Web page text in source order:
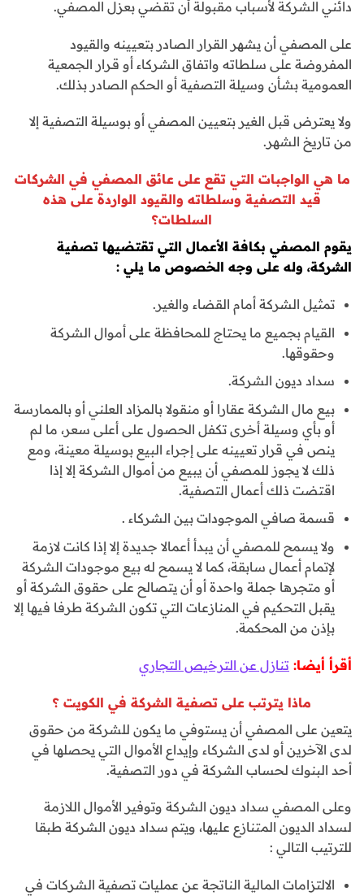
دائني الشركة لأسباب مقبولة أن تقضي بعزل المصفي.
على المصفي أن يشهر القرار الصادر بتعيينه والقيود
المفروضة على سلطاته واتفاق الشركاء أو قـرار الجمعية
العمومية بشأن وسيلة التصفية أو الحكم الصادر بذلك.
ولا يعترض قبل الغير بتعيين المصفي أو بوسيلة التصفية إلا
من تاريخ الشهر.
ما هي الواجبات التي تقع على عائق المصفي في الشركات
قيد التصفية وسلطاته والقيود الواردة على هذه
السلطات؟
يقوم المصفي بكافة الأعمال التي تقتضيها تصفية
الشركة، وله على وجه الخصوص ما يلي :
تمثيل الشركة أمام القضاء والغير.
القيام بجميع ما يحتاج للمحافظة على أموال الشركة
وحقوقها.
سداد ديون الشركة.
بيع مال الشركة عقارا أو منقولا بالمزاد العلني أو بالممارسة
أو بأي وسيلة أخرى تكفل الحصول على أعلى سعر، ما لم
ينص في قرار تعيينه على إجراء البيع بوسيلة معينة، ومع
ذلك لا يجوز للمصفي أن يبيع من أموال الشركة إلا إذا
اقتضت ذلك أعمال التصفية.
قسمة صافي الموجودات بين الشركاء .
ولا يسمح للمصفي أن يبدأ أعمالا جديدة إلا إذا كانت لازمة
لإتمام أعمال سابقة، كما لا يسمح له بيع موجودات الشركة
أو متجرها جملة واحدة أو أن يتصالح على حقوق الشركة أو
يقبل التحكيم في المنازعات التي تكون الشركة طرفا فيها إلا
بإذن من المحكمة.
أقرأ أيضا: تنازل عن الترخيص التجاري
ماذا يترتب على تصفية الشركة في الكويت ؟
يتعين على المصفي أن يستوفي ما يكون للشركة من حقوق
لدى الآخرين أو لدى الشركاء وإيداع الأموال التي يحصلها في
أحد البنوك لحساب الشركة في دور التصفية.
وعلى المصفي سداد ديون الشركة وتوفير الأموال اللازمة
لسداد الديون المتنازع عليها، ويتم سداد ديون الشركة طبقا
للترتيب التالي :
الالتزامات المالية الناتجة عن عمليات تصفية الشركات في